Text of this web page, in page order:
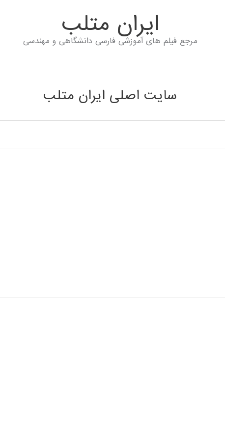
ايران متلب
مرجع فیلم های آموزشی فارسی دانشگاهی و مهندسی
سایت اصلی ایران متلب